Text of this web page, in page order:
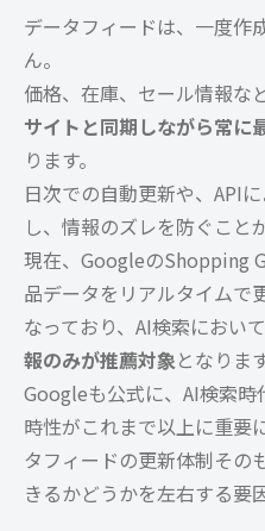
データフィードは、一度作
ん。
価格、在庫、セール情報な
サイトと同期しながら常に
ります。
日次での自動更新や、API
し、情報のズレを防ぐこと
現在、GoogleのShopping
品データをリアルタイムで
なっており、AI検索において
報のみが推薦対象となります
Googleも公式に、AI検索
時性がこれまで以上に重要
タフィードの更新体制その
きるかどうかを左右する要